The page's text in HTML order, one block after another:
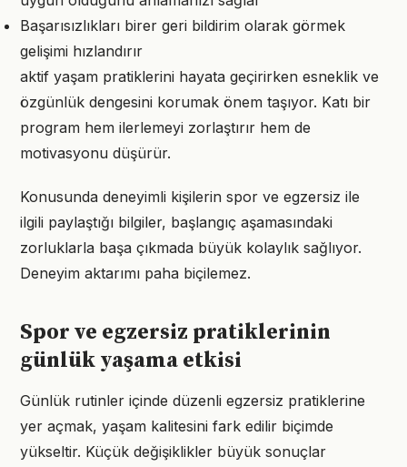
Başarısızlıkları birer geri bildirim olarak görmek
gelişimi hızlandırır
aktif yaşam pratiklerini hayata geçirirken esneklik ve
özgünlük dengesini korumak önem taşıyor. Katı bir
program hem ilerlemeyi zorlaştırır hem de
motivasyonu düşürür.
Konusunda deneyimli kişilerin spor ve egzersiz ile
ilgili paylaştığı bilgiler, başlangıç aşamasındaki
zorluklarla başa çıkmada büyük kolaylık sağlıyor.
Deneyim aktarımı paha biçilemez.
Spor ve egzersiz pratiklerinin
günlük yaşama etkisi
Günlük rutinler içinde düzenli egzersiz pratiklerine
yer açmak, yaşam kalitesini fark edilir biçimde
yükseltir. Küçük değişiklikler büyük sonuçlar